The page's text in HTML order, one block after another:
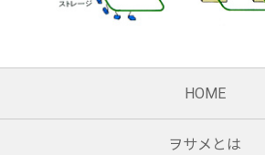
HOME
ヲサメとは